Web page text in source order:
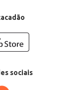
sociais